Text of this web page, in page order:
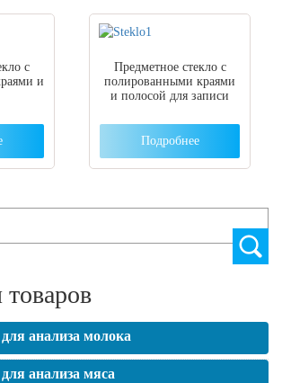
с
и
Предметное стекло с
полированными краями
и полосой для записи
Подробнее
товаров
анализа молока
анализа мяса